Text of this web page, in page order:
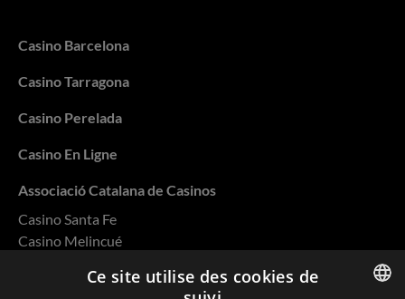
Casino Barcelona
Casino Tarragona
Casino Perelada
Casino En Ligne
Associació Catalana de Casinos
Casino Santa Fe
Casino Melincué
Casino RiveraCe site utilise des cookies de